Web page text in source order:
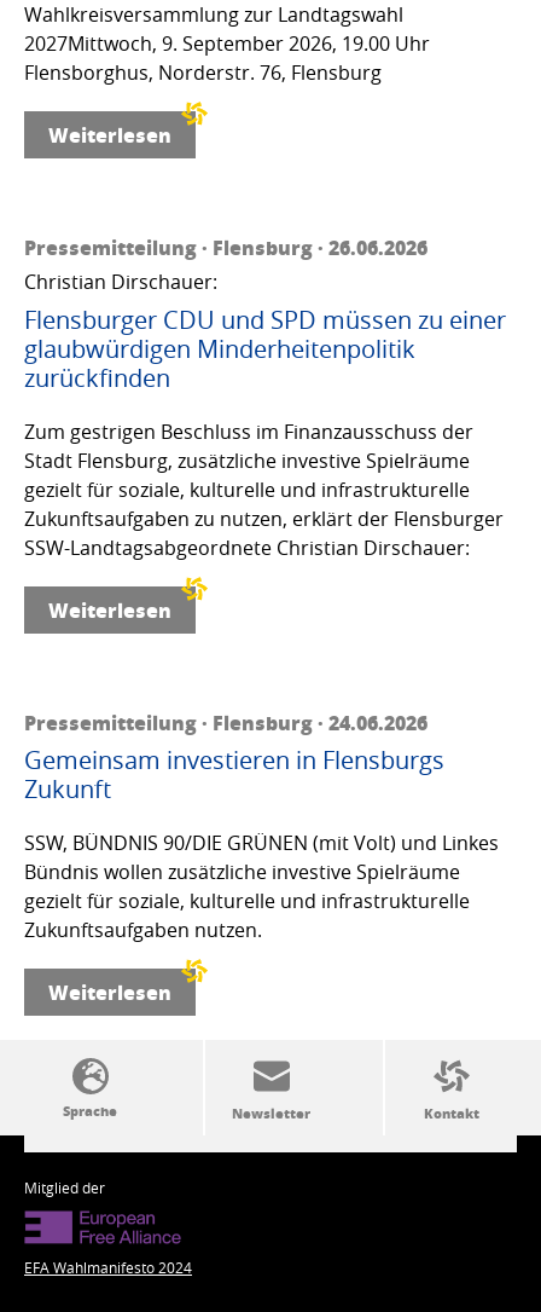
Wahlkreisversammlung zur Landtagswahl
2027Mittwoch, 9. September 2026, 19.00 Uhr
Flensborghus, Norderstr. 76, Flensburg
Weiterlesen
Pressemitteilung · Flensburg · 26.06.2026
Christian Dirschauer:
Flensburger CDU und SPD müssen zu einer
glaubwürdigen Minderheitenpolitik
zurückfinden
Zum gestrigen Beschluss im Finanzausschuss der
Stadt Flensburg, zusätzliche investive Spielräume
gezielt für soziale, kulturelle und infrastrukturelle
Zukunftsaufgaben zu nutzen, erklärt der Flensburger
SSW-Landtagsabgeordnete Christian Dirschauer:
Weiterlesen
Pressemitteilung · Flensburg · 24.06.2026
Gemeinsam investieren in Flensburgs
Zukunft
SSW, BÜNDNIS 90/DIE GRÜNEN (mit Volt) und Linkes
Bündnis wollen zusätzliche investive Spielräume
gezielt für soziale, kulturelle und infrastrukturelle
Zukunftsaufgaben nutzen.
Weiterlesen
SSW-Politik von A bis Z
Mitglied der
EFA Wahlmanifesto 2024